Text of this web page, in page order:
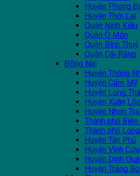
Huyện Phong
Huyện Thới Lai
Quận Ninh Kiều
Quận Ô Môn
Quận Bình Thuỷ
Quận Cái Răng
Đồng Nai
Huyện Thống
Huyện Cẩm Mỹ
Huyện Long
Huyện Xuân Lộc
Huyện Nhơn
Thành phố Biên
Thành phố
Huyện Tân Phú
Huyện Vĩnh Cửu
Huyện Định
Huyện Trảng